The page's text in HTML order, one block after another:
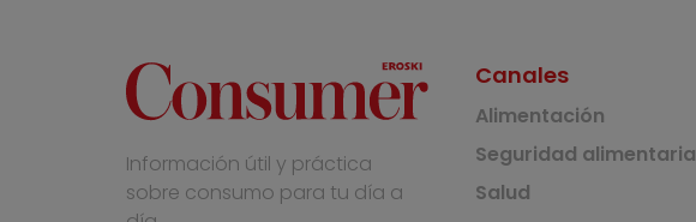
Información útil y práctica
sobre consumo para tu día a
Canales
Alimentación
Seguridad alimentaria
Salud